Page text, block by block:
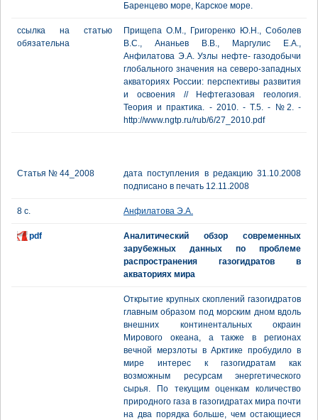
Баренцево море, Карское море.
ссылка на статью
обязательна
Прищепа О.М., Григоренко Ю.Н., Соболев
В.С., Ананьев В.В., Маргулис Е.А.,
Анфилатова Э.А. Узлы нефте- газодобычи
глобального значения на северо-западных
акваториях России: перспективы развития
и освоения // Нефтегазовая геология.
Теория и практика. - 2010. - Т.5. - №2. -
http://www.ngtp.ru/rub/6/27_2010.pdf
Статья № 44_2008
дата поступления в редакцию 31.10.2008
подписано в печать 12.11.2008
8 с. Анфилатова Э.А.
pdf
Аналитический обзор современных
зарубежных данных по проблеме
распространения газогидратов в
акваториях мира
Открытие крупных скоплений газогидратов
главным образом под морским дном вдоль
внешних континентальных окраин
Мирового океана, а также в регионах
вечной мерзлоты в Арктике пробудило в
мире интерес к газогидратам как
возможным ресурсам энергетического
сырья. По текущим оценкам количество
природного газа в газогидратах мира почти
на два порядка больше, чем остающиеся